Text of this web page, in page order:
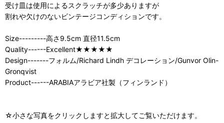
受け皿は使用によるスクラッチが多少ありますが
割れや欠けのないビンテージコンディションです。
Size---------高さ9.5cm 直径11.5cm
Quality------Excellent★★★★★
Design-------フォルム/Richard Lindh デコレーション/Gunvor Olin-
Gronqvist
Product------ARABIAアラビア社製（フィンランド）
☆小さな写真をクリックしますと拡大してご覧いただけます。